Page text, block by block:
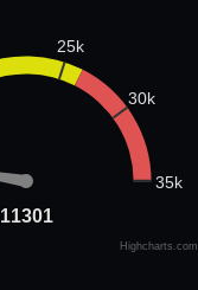
11301
11301
25k
30k
35k
Highcharts.com